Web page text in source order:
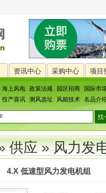
资讯中心 采购中心 项目
海上风电 政策法规 园区招商
国际市
投产喜讯 测风选址 风能技术 名品介
供应»风力发
4.X 低速型风力发电机组